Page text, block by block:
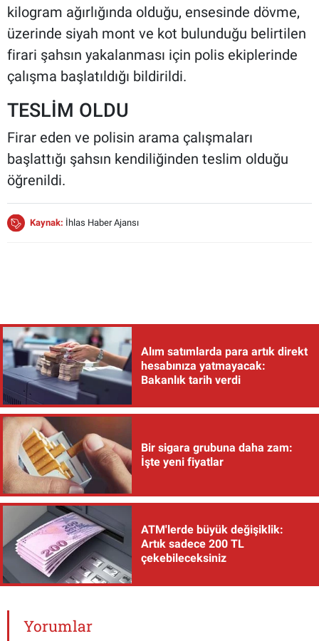
kilogram ağırlığında olduğu, ensesinde dövme,
üzerinde siyah mont ve kot bulunduğu belirtilen
firari şahsın yakalanması için polis ekiplerinde
çalışma başlatıldığı bildirildi.
TESLİM OLDU
Firar eden ve polisin arama çalışmaları
başlattığı şahsın kendiliğinden teslim olduğu
öğrenildi.
Kaynak: İhlas Haber Ajansı
Alım satımlarda para artık direkt
hesabınıza yatmayacak:
Bakanlık tarih verdi
Bir sigara grubuna daha zam:
İşte yeni fiyatlar
ATM'lerde büyük değişiklik:
Artık sadece 200 TL
çekebileceksiniz
Yorumlar